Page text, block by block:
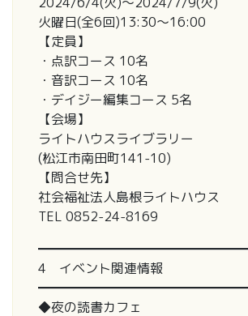
火曜日(全6回)13:30～16:00
【定員】
・点訳コース 10名
・音訳コース 10名
・デイジー編集コース 5名
【会場】
ライトハウスライブラリー
(松江市南田町141-10)
【問合せ先】
社会福祉法人島根ライトハウス
TEL 0852-24-8169
4 イベント関連情報
◆夜の読書カフェ